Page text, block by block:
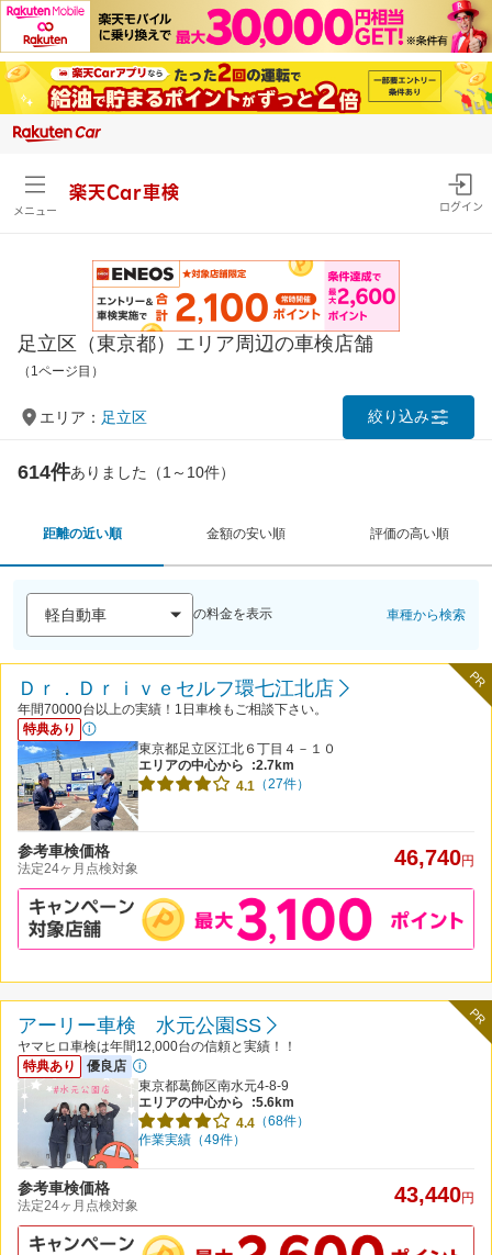
メニュー
楽天Car車検
ログイン
足立区（東京都）エリア周辺の車検店舗
（1ページ目）
エリア： 足立区 絞り込み
614件ありました（1～10件）
距離の近い順 金額の安い順 評価の高い順
の料金を表示 車種から検索
PR
Ｄｒ．Ｄｒｉｖｅセルフ環七江北店
年間70000台以上の実績！1日車検もご相談下さい。
特典あり
東京都足立区江北６丁目４－１０
エリアの中心から
:2.7km
4.1 （27件）
参考車検価格
法定24ヶ月点検対象 46,740円
PR
アーリー車検 水元公園SS
ヤマヒロ車検は年間12,000台の信頼と実績！！
特典あり
優良店
東京都葛飾区南水元4-8-9
エリアの中心から
:5.6km
4.4 （68件）
作業実績（49件）
参考車検価格
法定24ヶ月点検対象 43,440円